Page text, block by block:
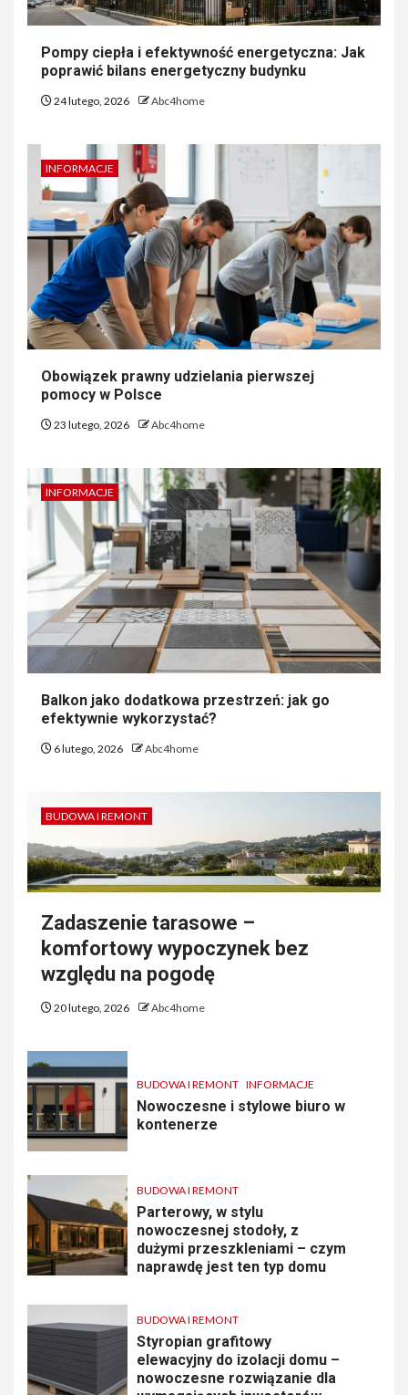
Pompy ciepła i efektywność energetyczna: Jak
poprawić bilans energetyczny budynku
24 lutego, 2026 Abc4home
INFORMACJE
Obowiązek prawny udzielania pierwszej
pomocy w Polsce
23 lutego, 2026 Abc4home
INFORMACJE
Balkon jako dodatkowa przestrzeń: jak go
efektywnie wykorzystać?
6 lutego, 2026 Abc4home
BUDOWA I REMONT
Zadaszenie tarasowe –
komfortowy wypoczynek bez
względu na pogodę
20 lutego, 2026 Abc4home
BUDOWA I REMONT INFORMACJE
Nowoczesne i stylowe biuro w
kontenerze
BUDOWA I REMONT
Parterowy, w stylu
nowoczesnej stodoły, z
dużymi przeszkleniami – czym
naprawdę jest ten typ domu
BUDOWA I REMONT
Styropian grafitowy
elewacyjny do izolacji domu –
nowoczesne rozwiązanie dla